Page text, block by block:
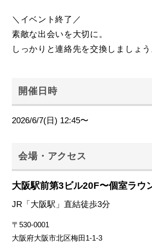
＼イベント終了／
素敵な出会いを大切に。
しっかりと連絡先を交換しましょう
開催日時
2026/6/7(日) 12:45〜
会場・アクセス
大阪駅前第3ビル20F〜個室ラウ
JR「大阪駅」直結徒歩3分
〒530-0001
大阪府大阪市北区梅田1-1-3